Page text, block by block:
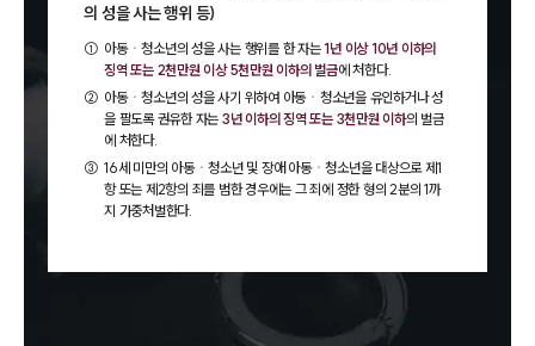
의 성을 사는 행위 등)
① 아동ㆍ청소년의 성을 사는 행위를 한 자는1년 이상 10년 이하의
징역 또는 2천만원 이상 5천만원 이하의 벌금에 처한다.
② 아동ㆍ청소년의 성을 사기 위하여 아동ㆍ청소년을 유인하거나 성
을 팔도록 권유한 자는 3년 이하의 징역 또는 3천만원 이하의 벌금
에 처한다.
③ 16세 미만의 아동ㆍ청소년 및 장애 아동ㆍ청소년을 대상으로 제1
항 또는 제2항의 죄를 범한 경우에는 그 죄에 정한 형의 2분의 1까
지 가중처벌한다.